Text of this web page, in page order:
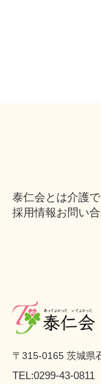
泰仁会とは介護
採用情報お問い
〒315-0165 茨城県
TEL:0299-43-0811